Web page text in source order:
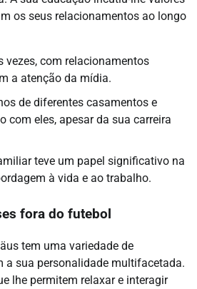
os seus relacionamentos ao longo
vezes, com relacionamentos
a atenção da mídia.
de diferentes casamentos e
com eles, apesar da sua carreira
teve um papel significativo na
à vida e ao trabalho.
fora do futebol
tem uma variedade de
a sua personalidade multifacetada.
lhe permitem relaxar e interagir